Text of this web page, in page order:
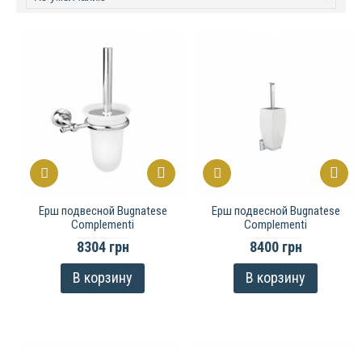
Ерш подвесной Bugnatese
Complementi
8304 грн
В корзину
Ерш подвесной Bugnatese
Complementi
8400 грн
В корзину